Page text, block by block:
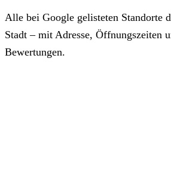
Alle bei Google gelisteten Standorte
Stadt – mit Adresse, Öffnungszeiten
Bewertungen.